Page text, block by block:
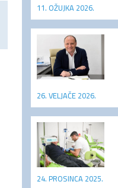
11. OŽUJKA 2026.
26. VELJAČE 2026.
24. PROSINCA 2025.